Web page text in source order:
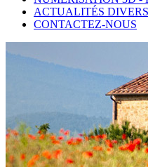
ACTUALITÉS
CONTACTEZ-NOUS